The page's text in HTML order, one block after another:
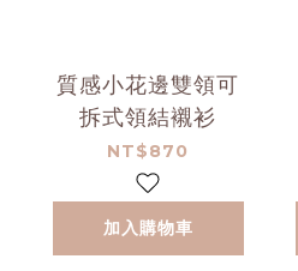
質感小花邊雙領可
拆式領結襯衫
NT$870
加入購物車